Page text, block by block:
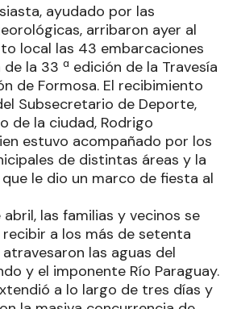
ayudado por las
arribaron ayer al
local las 43 embarcaciones
la 33 ª edición de la Travesía
de Formosa. El recibimiento
Subsecretario de Deporte,
de la ciudad, Rodrigo
estuvo acompañado por los
de distintas áreas y la
le dio un marco de fiesta al
las familias y vecinos se
a los más de setenta
las aguas del
y el imponente Río Paraguay.
a lo largo de tres días y